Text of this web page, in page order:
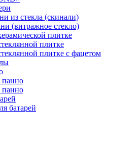
из стекла (скинали)
(витражное стекло)
плитке
плитке
плитке с фацетом
панно
панно
батарей